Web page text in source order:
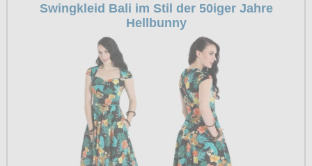
Swingkleid Bali im Stil der 50iger Jahre
Hellbunny